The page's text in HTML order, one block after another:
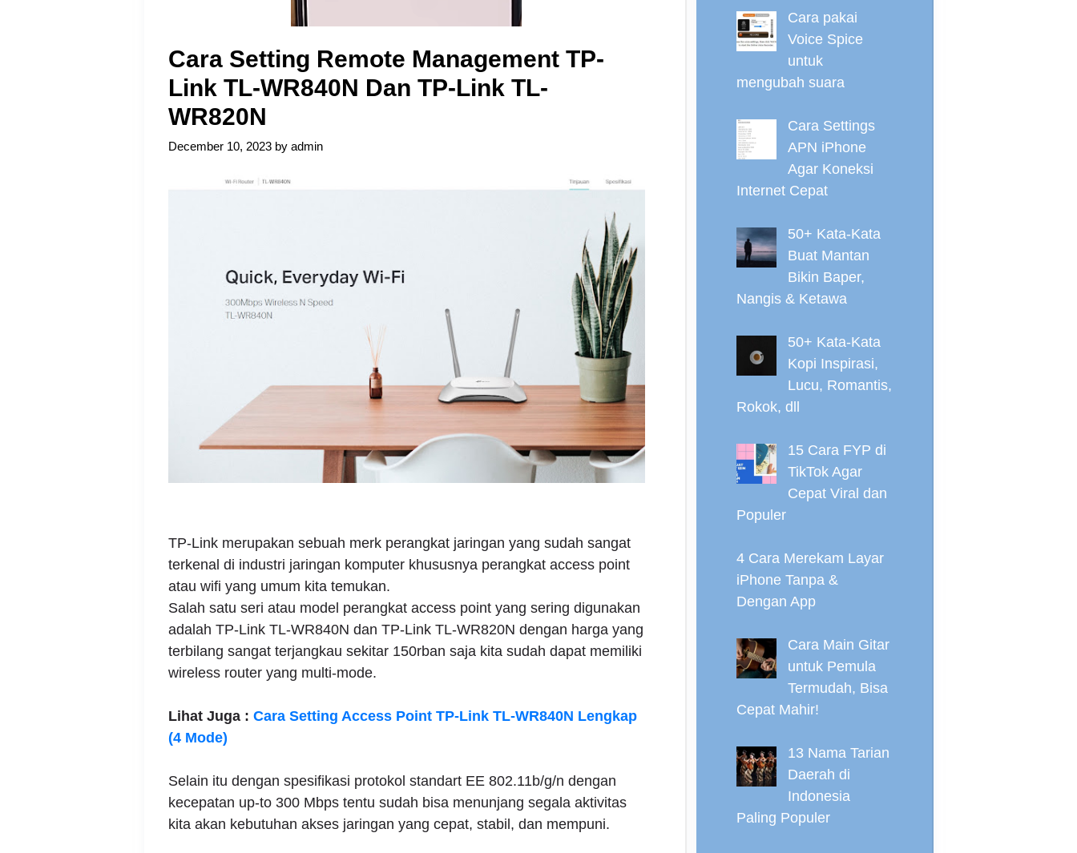
Cara Setting Remote Management TP-
Link TL-WR840N Dan TP-Link TL-
WR820N
December 10, 2023 by admin
TP-Link merupakan sebuah merk perangkat jaringan yang sudah sangat
terkenal di industri jaringan komputer khususnya perangkat access point
atau wifi yang umum kita temukan.
Salah satu seri atau model perangkat access point yang sering digunakan
adalah TP-Link TL-WR840N dan TP-Link TL-WR820N dengan harga yang
terbilang sangat terjangkau sekitar 150rban saja kita sudah dapat memiliki
wireless router yang multi-mode.
Lihat Juga : Cara Setting Access Point TP-Link TL-WR840N Lengkap
(4 Mode)
Selain itu dengan spesifikasi protokol standart EE 802.11b/g/n dengan
kecepatan up-to 300 Mbps tentu sudah bisa menunjang segala aktivitas
kita akan kebutuhan akses jaringan yang cepat, stabil, dan mempuni.
Cara pakai
Voice Spice
untuk
mengubah suara
Cara Settings
APN iPhone
Agar Koneksi
Internet Cepat
50+ Kata-Kata
Buat Mantan
Bikin Baper,
Nangis & Ketawa
50+ Kata-Kata
Kopi Inspirasi,
Lucu, Romantis,
Rokok, dll
15 Cara FYP di
TikTok Agar
Cepat Viral dan
Populer
4 Cara Merekam Layar
iPhone Tanpa &
Dengan App
Cara Main Gitar
untuk Pemula
Termudah, Bisa
Cepat Mahir!
13 Nama Tarian
Daerah di
Indonesia
Paling Populer